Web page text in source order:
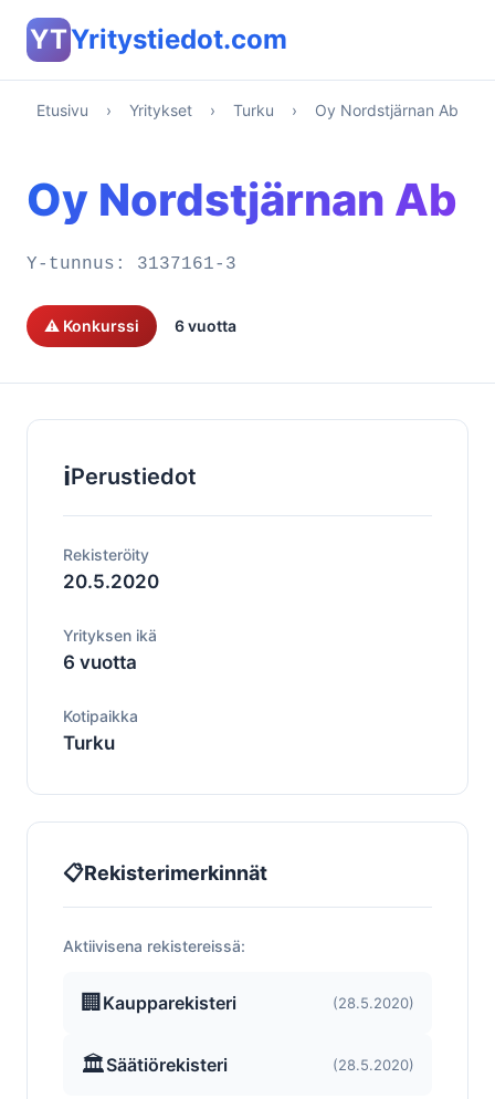
YTYritystiedot.com
Etusivu › Yritykset › Turku › Oy Nordstjärnan Ab
Oy Nordstjärnan Ab
Y-tunnus: 3137161-3
⚠️ Konkurssi 6 vuotta
ℹ️Perustiedot
Rekisteröity
20.5.2020
Yrityksen ikä
6 vuotta
Kotipaikka
Turku
📋Rekisterimerkinnät
Aktiivisena rekistereissä:
🏢 Kaupparekisteri (28.5.2020)
🏛️Säätiörekisteri (28.5.2020)